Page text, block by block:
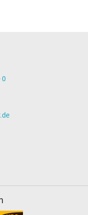
0